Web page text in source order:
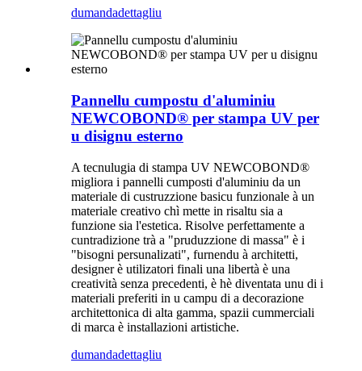
dumandadettagliu
Pannellu cumpostu d'aluminiu
NEWCOBOND® per stampa UV per
u disignu esterno
A tecnulugia di stampa UV NEWCOBOND®
migliora i pannelli cumposti d'aluminiu da un
materiale di custruzzione basicu funzionale à un
materiale creativo chì mette in risaltu sia a
funzione sia l'estetica. Risolve perfettamente a
cuntradizione trà a "pruduzzione di massa" è i
"bisogni persunalizati", furnendu à architetti,
designer è utilizatori finali una libertà è una
creatività senza precedenti, è hè diventata unu di i
materiali preferiti in u campu di a decorazione
architettonica di alta gamma, spazii cummerciali
di marca è installazioni artistiche.
dumandadettagliu